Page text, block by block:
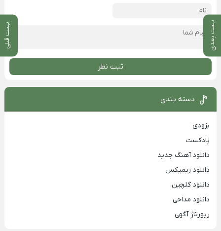
پست بعدی پست قبلی
ثبت نظر
دسته بندی
بزودی
پادکست
دانلود آهنگ جدید
دانلود ریمیکس
دانلود گلچین
دانلود مداحی
رپورتاژ آگهی